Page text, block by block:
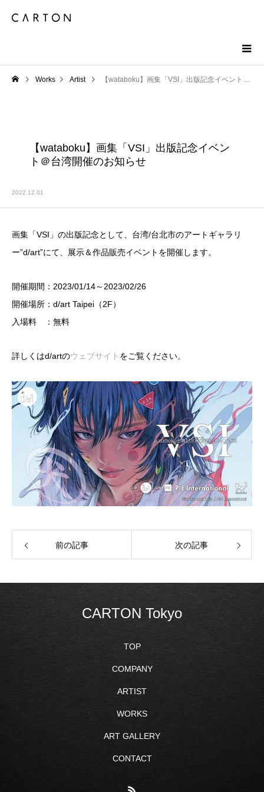
Works Artist 【wataboku】画集「VSI」出版記念イベント＠台湾開催のお知らせ
【wataboku】画集「VSI」出版記念イベン
ト＠台湾開催のお知らせ
2022.12.01
画集「VSI」の出版記念として、台湾/台北市のアートギャラリ
ー”d/art”にて、展示＆作品販売イベントを開催します。
開催期間：2023/01/14～2023/02/26
開催場所：d/art Taipei（2F）
入場料 ：無料
詳しくはd/artのウェブサイト をご覧ください。
前の記事 次の記事
CARTON Tokyo
TOP
COMPANY
ARTIST
WORKS
ART GALLERY
CONTACT